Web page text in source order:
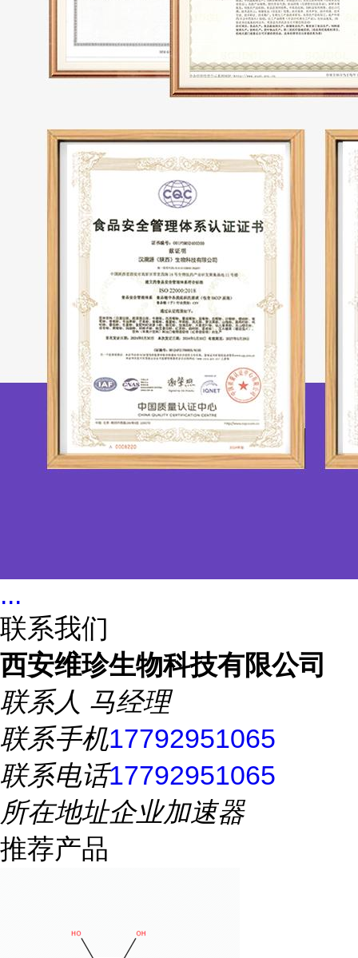
...
联系我们
西安维珍生物科技有限公司
联系人 马经理
联系手机17792951065
联系电话17792951065
所在地址企业加速器
推荐产品